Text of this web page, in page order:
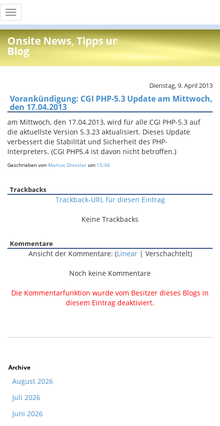
Toggle
navigation
Onsite News, Tipps und Info
Blog
Dienstag, 9. April 2013
Vorankündigung: CGI PHP-5.3 Update am Mittwoch,
den 17.04.2013
am Mittwoch, den 17.04.2013, wird für alle CGI PHP-5.3 auf
die aktuellste Version 5.3.23 aktualisiert. Dieses Update
verbessert die Stabilität und Sicherheit des PHP-
Interpreters. (CGI PHP5.4 ist davon nicht betroffen.)
Geschrieben von Marcus Dressler um 15:06
Trackbacks
Trackback-URL für diesen Eintrag
Keine Trackbacks
Kommentare
Ansicht der Kommentare: (Linear| Verschachtelt)
Noch keine Kommentare
Die Kommentarfunktion wurde vom Besitzer dieses Blogs in
diesem Eintrag deaktiviert.
Archive
August 2026
Juli 2026
Juni 2026